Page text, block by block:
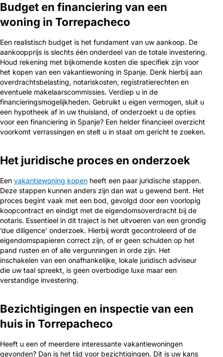
Budget en financiering van een
woning in Torrepacheco
Een realistisch budget is het fundament van uw aankoop. De
aankoopprijs is slechts één onderdeel van de totale investering.
Houd rekening met bijkomende kosten die specifiek zijn voor
het kopen van een vakantiewoning in Spanje. Denk hierbij aan
overdrachtsbelasting, notariskosten, registratierechten en
eventuele makelaarscommissies. Verdiep u in de
financieringsmogelijkheden. Gebruikt u eigen vermogen, sluit u
een hypotheek af in uw thuisland, of onderzoekt u de opties
voor een financiering in Spanje? Een helder financieel overzicht
voorkomt verrassingen en stelt u in staat om gericht te zoeken.
Het juridische proces en onderzoek
Een vakantiewoning kopen heeft een paar juridische stappen.
Deze stappen kunnen anders zijn dan wat u gewend bent. Het
proces begint vaak met een bod, gevolgd door een voorlopig
koopcontract en eindigt met de eigendomsoverdracht bij de
notaris. Essentieel in dit traject is het uitvoeren van een grondig
‘due diligence’ onderzoek. Hierbij wordt gecontroleerd of de
eigendomspapieren correct zijn, of er geen schulden op het
pand rusten en of alle vergunningen in orde zijn. Het
inschakelen van een onafhankelijke, lokale juridisch adviseur
die uw taal spreekt, is geen overbodige luxe maar een
verstandige investering.
Bezichtigingen en inspectie van een
huis in Torrepacheco
Heeft u een of meerdere interessante vakantiewoningen
gevonden? Dan is het tijd voor bezichtigingen. Dit is uw kans